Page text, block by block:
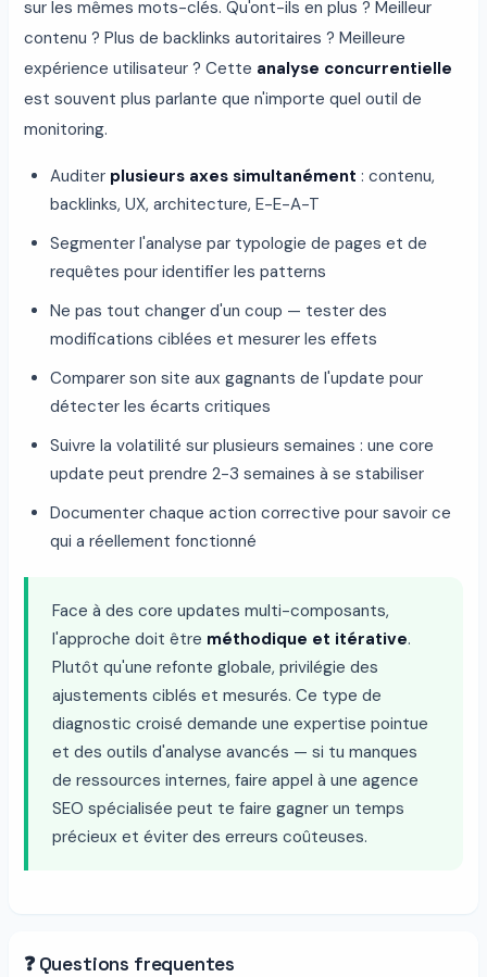
sur les mêmes mots-clés. Qu'ont-ils en plus ? Meilleur
contenu ? Plus de backlinks autoritaires ? Meilleure
expérience utilisateur ? Cette analyse concurrentielle
est souvent plus parlante que n'importe quel outil de
monitoring.
Auditer plusieurs axes simultanément : contenu,
backlinks, UX, architecture, E-E-A-T
Segmenter l'analyse par typologie de pages et de
requêtes pour identifier les patterns
Ne pas tout changer d'un coup — tester des
modifications ciblées et mesurer les effets
Comparer son site aux gagnants de l'update pour
détecter les écarts critiques
Suivre la volatilité sur plusieurs semaines : une core
update peut prendre 2-3 semaines à se stabiliser
Documenter chaque action corrective pour savoir ce
qui a réellement fonctionné
Face à des core updates multi-composants,
l'approche doit être méthodique et itérative.
Plutôt qu'une refonte globale, privilégie des
ajustements ciblés et mesurés. Ce type de
diagnostic croisé demande une expertise pointue
et des outils d'analyse avancés — si tu manques
de ressources internes, faire appel à une agence
SEO spécialisée peut te faire gagner un temps
précieux et éviter des erreurs coûteuses.
❓ Questions frequentes